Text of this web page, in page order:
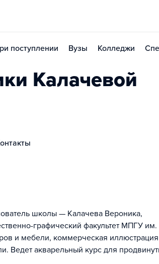
поступлении Вузы Колледжи
Калачевой
школы — Калачева Вероника,
графический факультет МПГУ
и мебели, коммерческая
Ведет акварельный курс для